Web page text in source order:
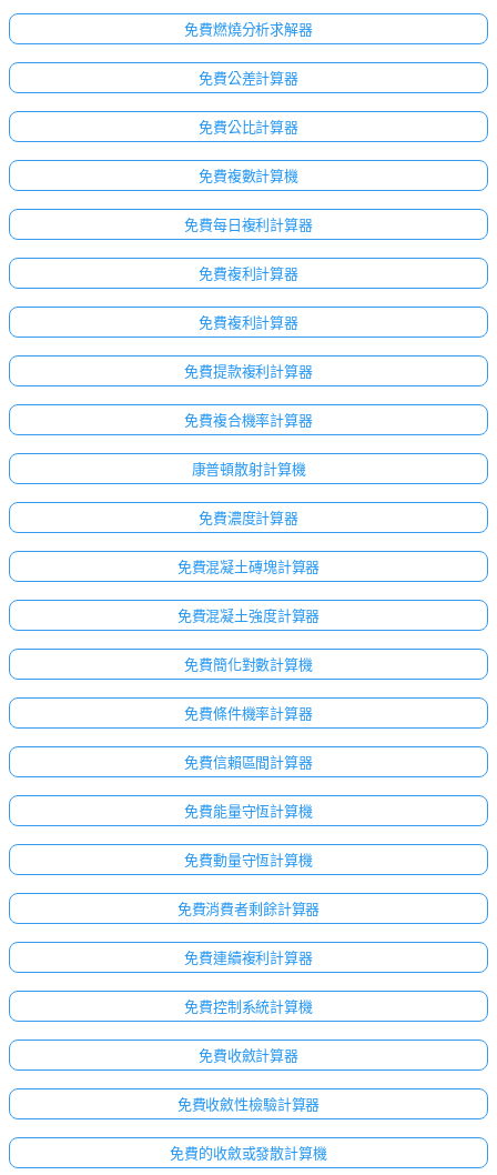
免費燃燒分析求解器
免費公差計算器
免費公比計算器
免費複數計算機
免費每日複利計算器
免費複利計算器
免費複利計算器
免費提款複利計算器
免費複合機率計算器
康普頓散射計算機
免費濃度計算器
免費混凝土磚塊計算器
免費混凝土強度計算器
免費簡化對數計算機
免費條件機率計算器
免費信賴區間計算器
免費能量守恆計算機
免費動量守恆計算機
免費消費者剩餘計算器
免費連續複利計算器
免費控制系統計算機
免費收斂計算器
免費收斂性檢驗計算器
免費的收斂或發散計算機